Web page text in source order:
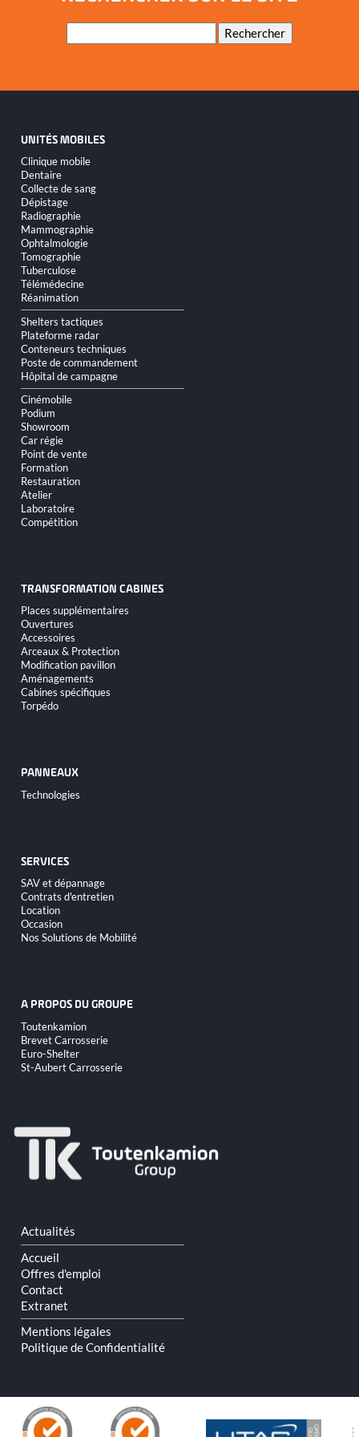
Mots-
Rechercher
UNITÉS MOBILES
Aller
au
contenu
Clinique mobile
Dentaire
Collecte de sang
Dépistage
Radiographie
Mammographie
Ophtalmologie
Tomographie
Tuberculose
Télémédecine
Réanimation
Shelters tactiques
Plateforme radar
Conteneurs techniques
Poste de commandement
Hôpital de campagne
Cinémobile
Podium
Showroom
Car régie
Point de vente
Formation
Restauration
Atelier
Laboratoire
Compétition
TRANSFORMATION CABINES
Aller
au
contenu
Places supplémentaires
Ouvertures
Accessoires
Arceaux & Protection
Modification pavillon
Aménagements
Cabines spécifiques
Torpédo
PANNEAUX
Aller
au
Technologies
SERVICES
Aller
au
contenu
SAV et dépannage
Contrats d'entretien
Location
Occasion
Nos Solutions de Mobilité
A PROPOS DU GROUPE
Aller
au
contenu
Toutenkamion
Brevet Carrosserie
Euro-Shelter
St-Aubert Carrosserie
Aller
au
contenu
Actualités
Accueil
Offres d'emploi
Contact
Extranet
Mentions légales
Politique de Confidentialité